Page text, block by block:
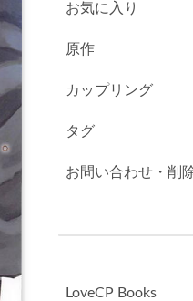
お気に入り
原作
カップリング
タグ
お問い合わせ・削
LoveCP Books